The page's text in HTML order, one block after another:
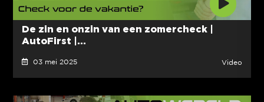
De zin en onzin van een zomercheck |
AutoFirst |...
03 mei 2025 Video